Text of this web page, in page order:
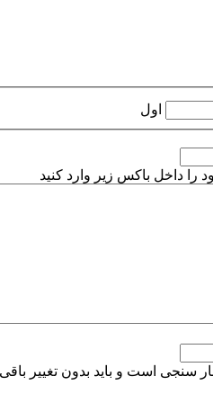
اول
را داخل باکس زیر وارد کنید
سنجی است و باید بدون تغییر باقی